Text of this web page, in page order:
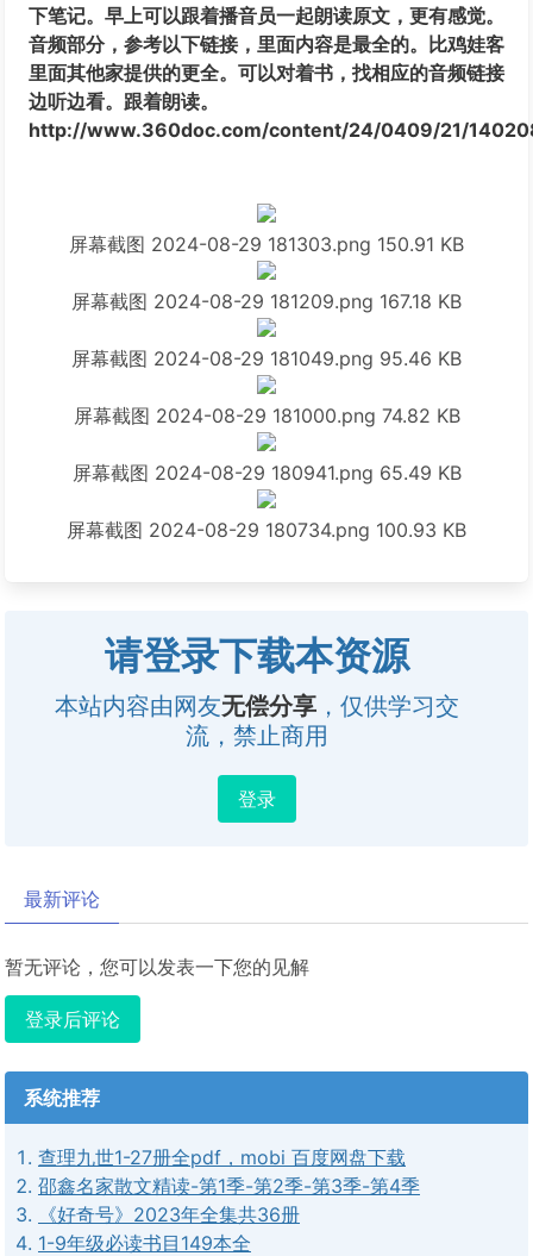
下笔记。早上可以跟着播音员一起朗读原文，更有感觉。
音频部分，参考以下链接，里面内容是最全的。比鸡娃客
里面其他家提供的更全。可以对着书，找相应的音频链接
边听边看。跟着朗读。
http://www.360doc.com/content/24/0409/21/
屏幕截图 2024-08-29 181303.png 150.91 KB
屏幕截图 2024-08-29 181209.png 167.18 KB
屏幕截图 2024-08-29 181049.png 95.46 KB
屏幕截图 2024-08-29 181000.png 74.82 KB
屏幕截图 2024-08-29 180941.png 65.49 KB
屏幕截图 2024-08-29 180734.png 100.93 KB
请登录下载本资源
本站内容由网友无偿分享 ，仅供学习交
流，禁止商用
登录
最新评论
暂无评论，您可以发表一下您的见解
登录后评论
系统推荐
查理九世1-27册全pdf，mobi 百度网盘下载
邵鑫名家散文精读-第1季-第2季-第3季-第4季
《好奇号》2023年全集共36册
1-9年级必读书目149本全